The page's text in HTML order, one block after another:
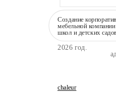
Создание
мебельной
школ и детских
2026 год.
chaleur